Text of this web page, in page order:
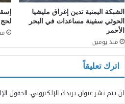
الشبكة اليمنية تدين إغراق مليشيا
الحوثي سفينة مساعدات في البحر
الأحمر
منذ يومين
لحج
اترك تعليقاً
لن يتم نشر عنوان بريدك الإلكتروني. الحقول